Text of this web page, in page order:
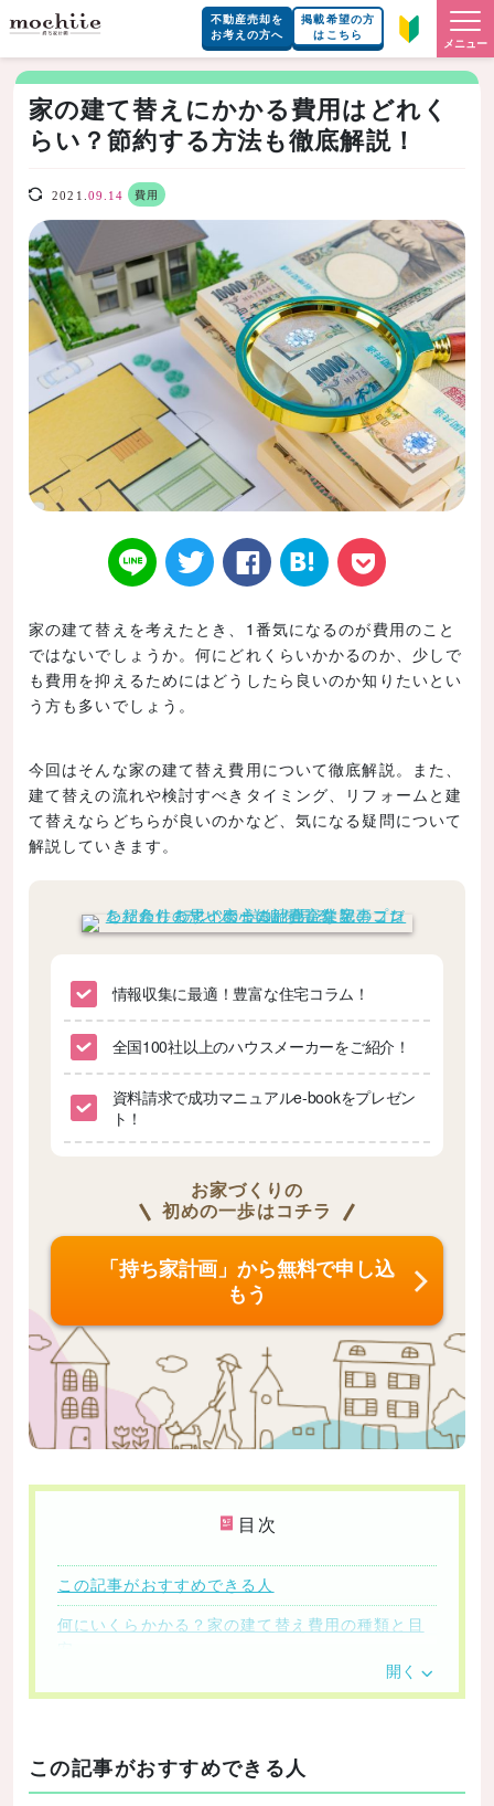
不動産売却を
お考えの方へ
掲載希望の方
はこちら
メニュー
家の建て替えにかかる費用はどれく
らい？節約する方法も徹底解説！
2021. 09.14 費用
LINE Twitt
er
Face
book
はてなブ
ックマー
Poke
t
家の建て替えを考えたとき、1番気になるのが費用のこと
ではないでしょうか。何にどれくらいかかるのか、少しで
も費用を抑えるためにはどうしたら良いのか知りたいとい
う方も多いでしょう。
今回はそんな家の建て替え費用について徹底解説。また、
建て替えの流れや検討すべきタイミング、リフォームと建
て替えならどちらが良いのかなど、気になる疑問について
解説していきます。
情報収集に最適！豊富な住宅コラム！
全国100社以上のハウスメーカーをご紹介！
資料請求で成功マニュアルe-bookをプレゼン
ト！
お家づくりの
初めの一歩はコチラ
「持ち家計画」から無料で申し込
もう
目次
この記事がおすすめできる人
何にいくらかかる？家の建て替え費用の種類と目
測量費用
地盤調査費用・地盤改良工事費用
開く
この記事がおすすめできる人